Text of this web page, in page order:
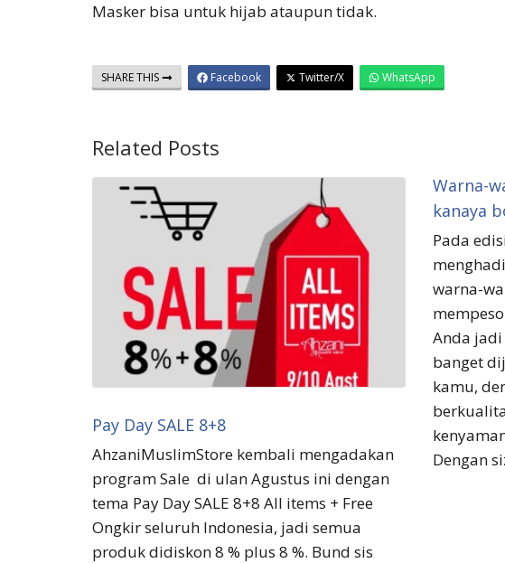
Masker bisa untuk hijab ataupun tidak.
SHARE THIS Facebook Twitter/X WhatsApp
Related Posts
Pay Day SALE 8+8
AhzaniMuslimStore kembali mengadakan
program Sale di ulan Agustus ini dengan
tema Pay Day SALE 8+8 All items + Free
Ongkir seluruh Indonesia, jadi semua
produk didiskon 8 % plus 8 %. Bund sis
Warna-
kanaya
Pada
warna-
Anda
banget
kamu,
Dengan